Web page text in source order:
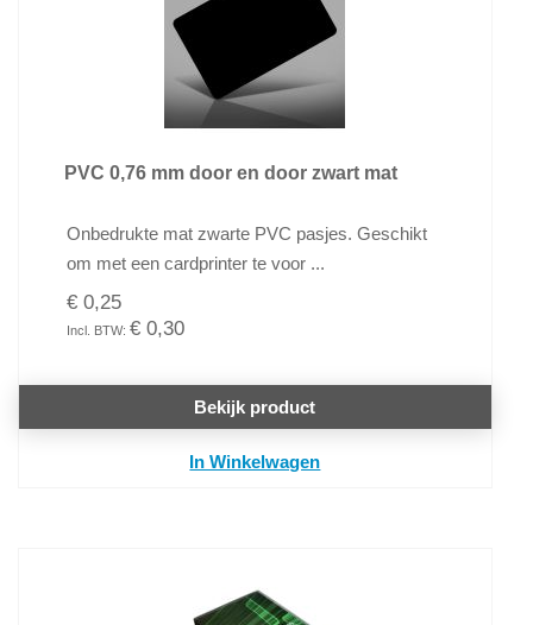
PVC 0,76 mm door en door zwart mat
Onbedrukte mat zwarte PVC pasjes. Geschikt
om met een cardprinter te voor ...
€ 0,25
€ 0,30
Bekijk product
In Winkelwagen